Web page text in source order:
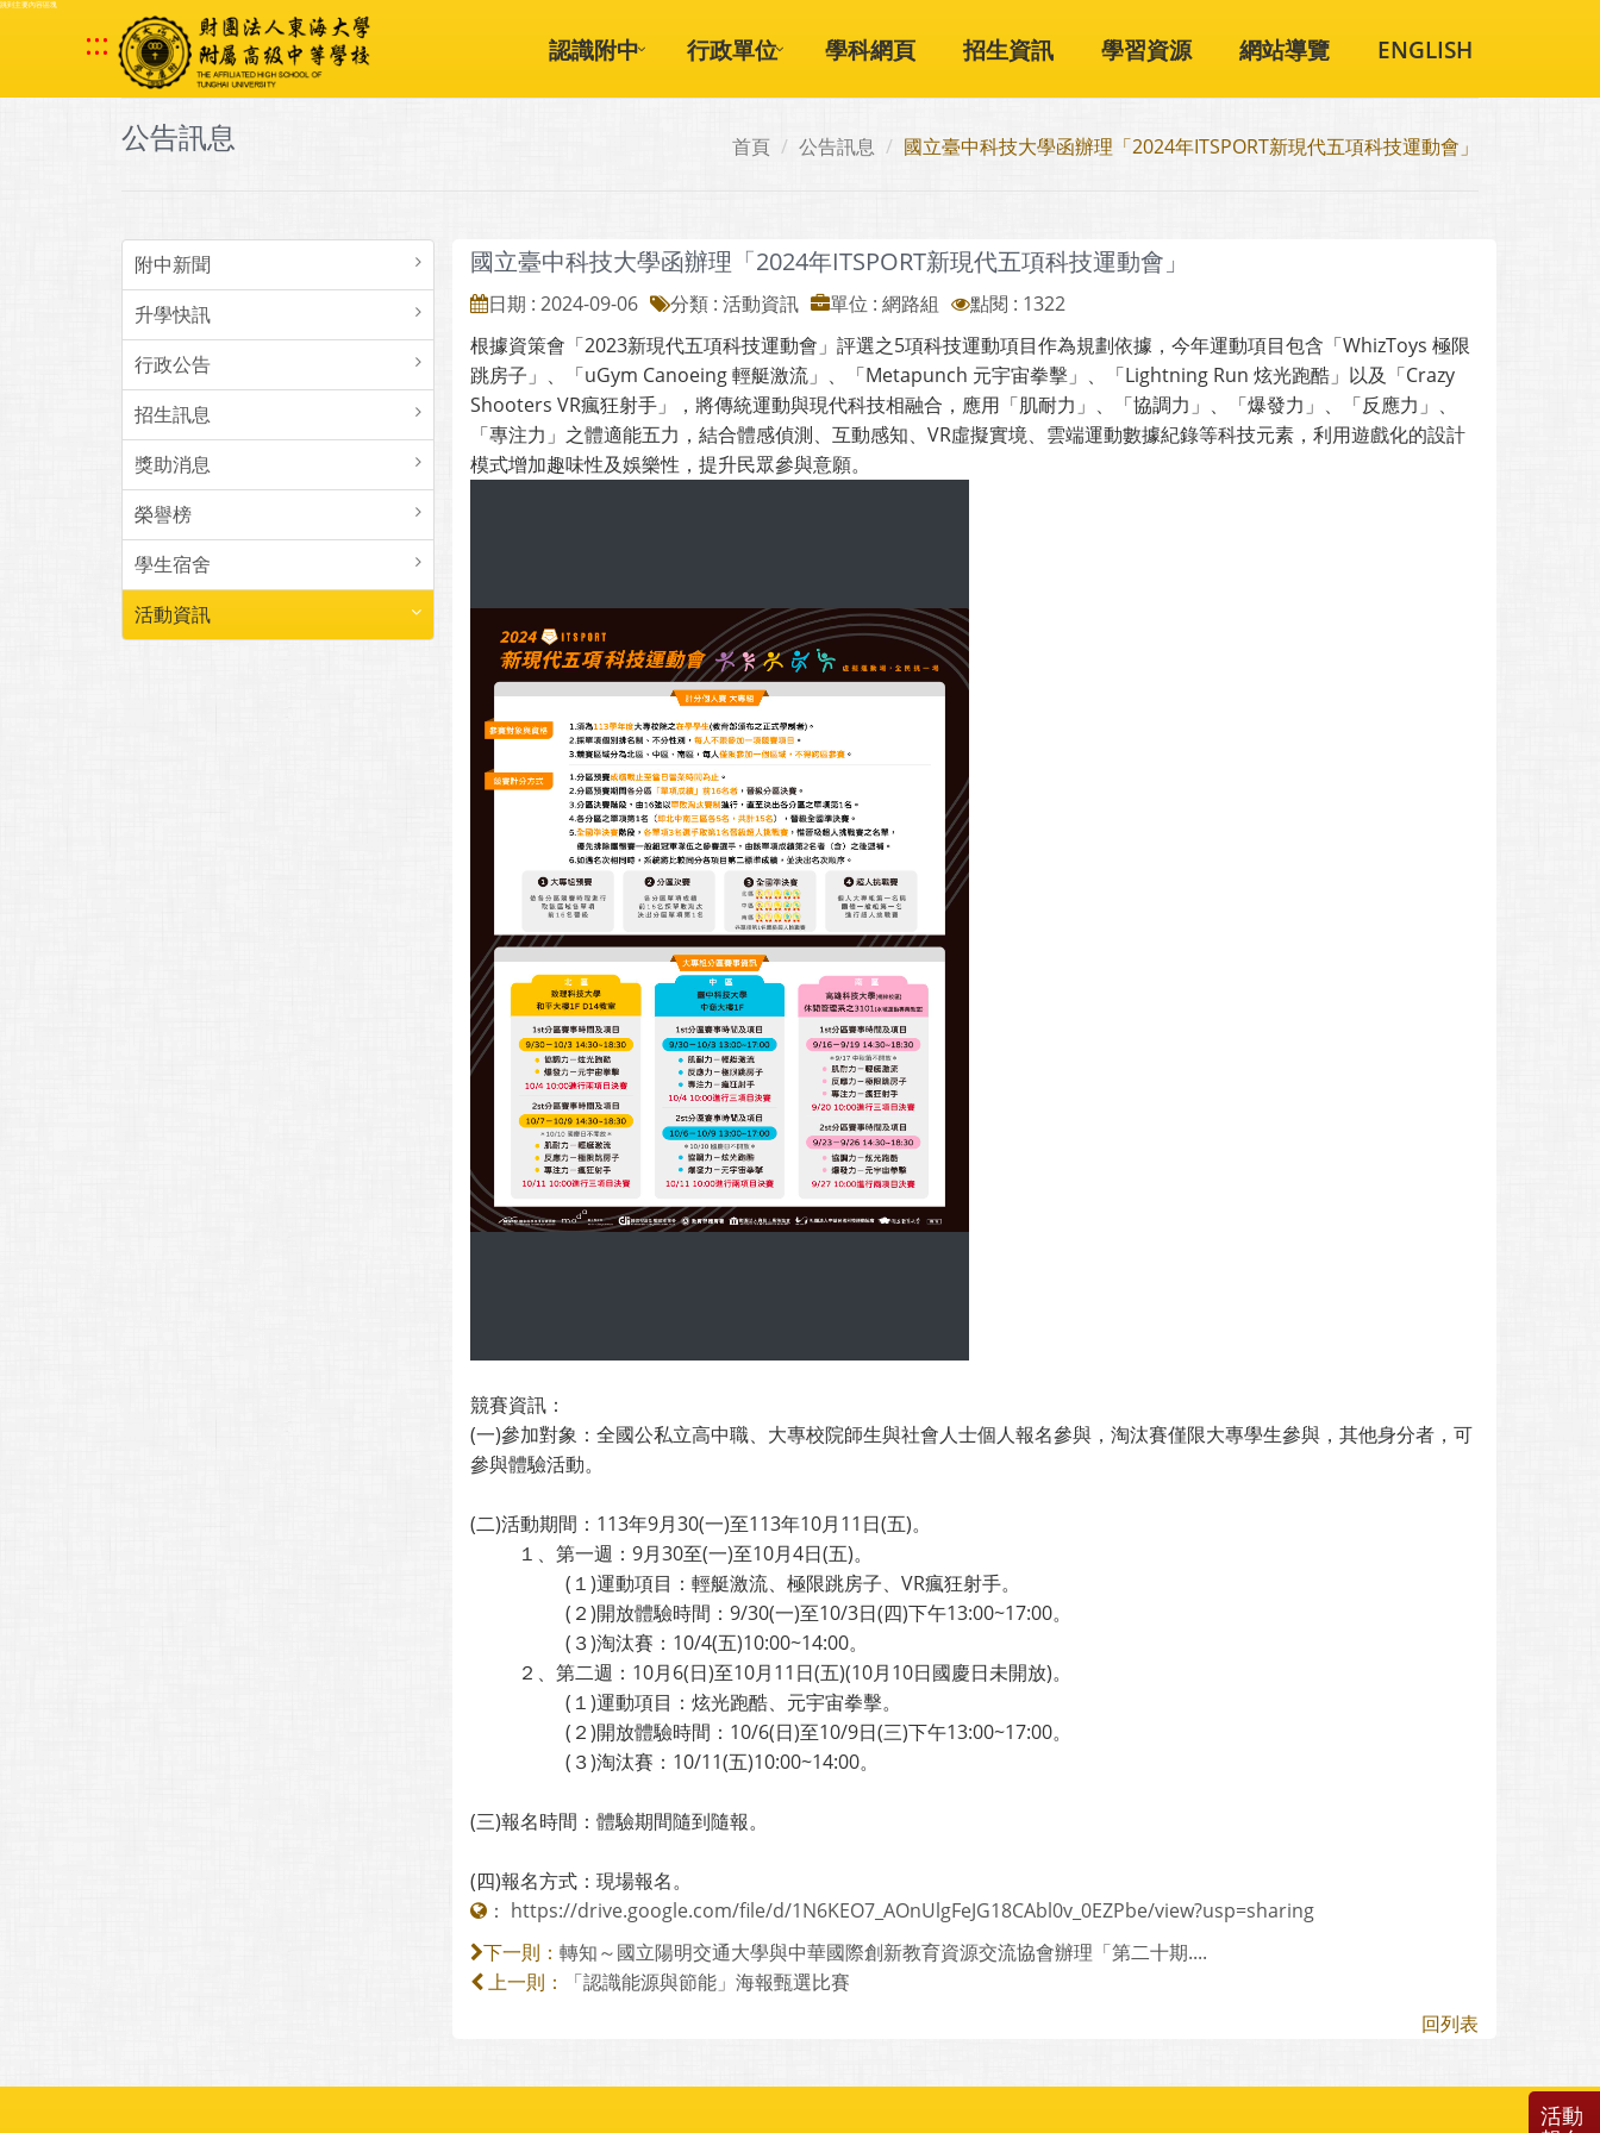
跳到主要內容區塊
::: 認識附中 行政單位 學科網頁 招生資訊 學習資源 網站導覽 ENGLISH
公告訊息 首頁 公告訊息 國立臺中科技大學函辦理「2024年ITSPORT新現代五項科技運動會」
附中新聞
升學快訊
行政公告
招生訊息
獎助消息
榮譽榜
學生宿舍
活動資訊
國立臺中科技大學函辦理「2024年ITSPORT新現代五項科技運動會」
日期 : 2024-09-06 分類 : 活動資訊 單位 : 網路組
點閱 : 1322
根據資策會「2023新現代五項科技運動會」評選之5項科技運動項目作為規劃依據，今年運動項目包含「WhizToys 極限
跳房子」、「uGym Canoeing 輕艇激流」、「Metapunch 元宇宙拳擊」、「Lightning Run 炫光跑酷」以及「Crazy
Shooters VR瘋狂射手」，將傳統運動與現代科技相融合，應用「肌耐力」、「協調力」、「爆發力」、「反應力」、
「專注力」之體適能五力，結合體感偵測、互動感知、VR虛擬實境、雲端運動數據紀錄等科技元素，利用遊戲化的設計
模式增加趣味性及娛樂性，提升民眾參與意願。
競賽資訊：
(一)參加對象：全國公私立高中職、大專校院師生與社會人士個人報名參與，淘汰賽僅限大專學生參與，其他身分者，可
參與體驗活動。
(二)活動期間：113年9月30(一)至113年10月11日(五)。
１、第一週：9月30至(一)至10月4日(五)。
(１)運動項目：輕艇激流、極限跳房子、VR瘋狂射手。
(２)開放體驗時間：9/30(一)至10/3日(四)下午13:00~17:00。
(３)淘汰賽：10/4(五)10:00~14:00。
２、第二週：10月6(日)至10月11日(五)(10月10日國慶日未開放)。
(１)運動項目：炫光跑酷、元宇宙拳擊。
(２)開放體驗時間：10/6(日)至10/9日(三)下午13:00~17:00。
(３)淘汰賽：10/11(五)10:00~14:00。
(三)報名時間：體驗期間隨到隨報。
(四)報名方式：現場報名。
： https://drive.google.com/file/d/1N6KEO7_AOnUlgFeJG18CAbl0v_0EZPbe/view?usp=sharing
下一則： 轉知～國立陽明交通大學與中華國際創新教育資源交流協會辦理「第二十期....
上一則：
「認識能源與節能」海報甄選比賽
回列表
活動